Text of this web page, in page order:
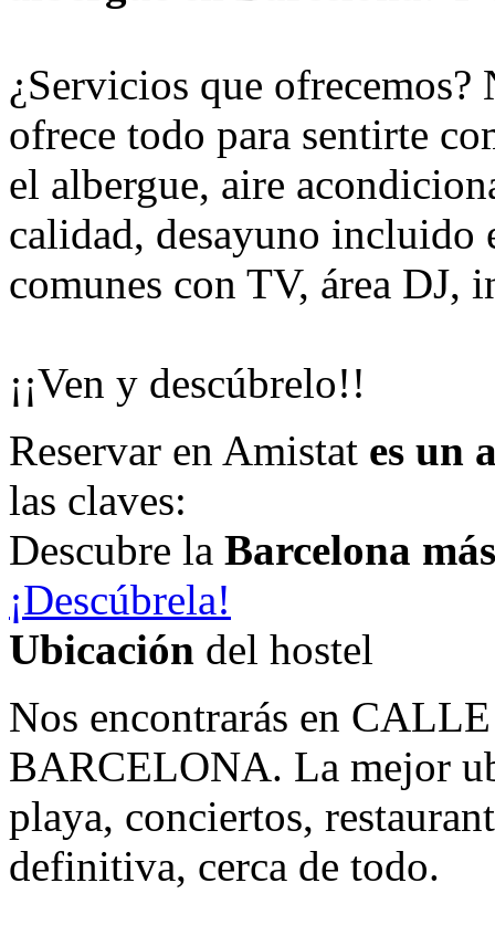
¿Servicios que
ofrece todo para sentirte
el albergue, aire
calidad, desayuno incluido
comunes con TV, área
¡¡Ven y descúbrelo!!
Reservar en Amistat es un
las claves:
Descubre la Barcelona más
¡Descúbrela!
Ubicación del hostel
Nos encontrarás en
BARCELONA. La mejor
playa, conciertos,
definitiva, cerca de todo.